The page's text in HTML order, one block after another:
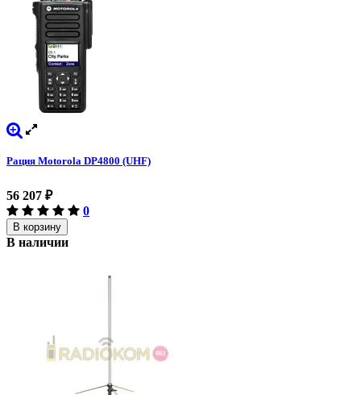
Рация Motorola DP4800 (UHF)
56 207 ₽
0
В корзину
В наличии